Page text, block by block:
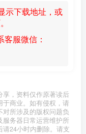
示下载地址，或
服微信：
享，资料仅作原著读后
商业。如有侵权，请
所涉及的版权问题负
务器日常运营维护所
24小时内删除。请支